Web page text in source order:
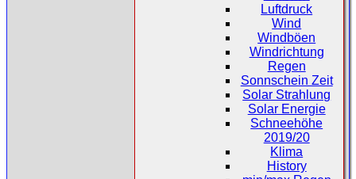
Luftdruck
Wind
Windböen
Windrichtung
Regen
Sonnschein Zeit
Solar Strahlung
Solar Energie
Schneehöhe
2019/20
Klima
History